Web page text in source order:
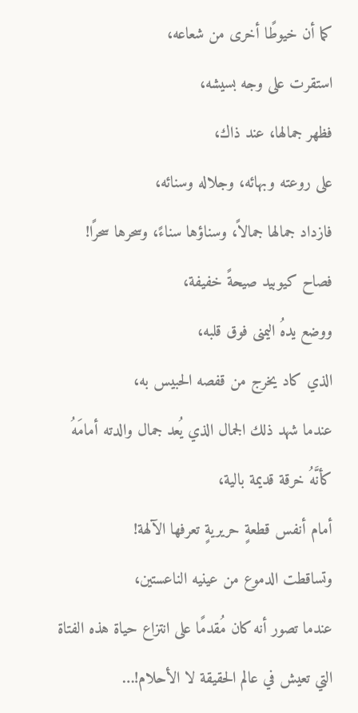
كما أن خيوطًا أخرى من شعاعه،
استقرت على وجه بسيشه،
فظهر جمالها، عند ذاك،
على روعته وبهائه، وجلاله وسنائه،
فازداد جمالها جمالاً، وسناؤها سناءً، وسحرها سحرًا!
فصاح كيوبيد صيحةً خفيفة،
ووضع يدهُ اليمنى فوق قلبه،
الذي كاد يخرج من قفصه الحبيس به،
عندما شهد ذلك الجمال الذي يُعد جمال والدته أمامَهُ
كأنَّهُ خرقة قديمة بالية،
أمام أنفس قطعةٍ حريريةٍ تعرفها الآلهة!
وتساقطت الدموع من عينيه الناعستين،
عندما تصور أنه كان مُقدمًا على انتزاع حياة هذه الفتاة
التي تعيش في عالم الحقيقة لا الأحلام!…